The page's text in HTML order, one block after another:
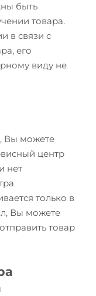
быть
товара.
в связи с
его
виду не
Вы можете
центр
нет
только в
Вы можете
товар